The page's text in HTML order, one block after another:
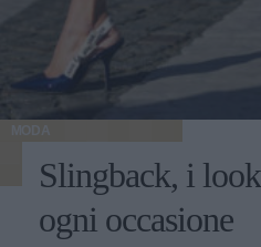
MODA
Slingback, i
ogni occasione